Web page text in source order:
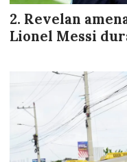
Revelan
Lionel Messi